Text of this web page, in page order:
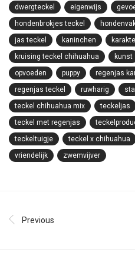
dwergteckel
eigenwijs
hondenbrokjes teckel
jas teckel
kaninchen
kruising teckel chihuahua
kunst
opvoeden
puppy
regenjas
regenjas teckel
ruwharig
teckel chihuahua mix
teckeljas
teckel met regenjas
teckeltuigje
teckel x chihuahua
vriendelijk
zwemvijver
Previous